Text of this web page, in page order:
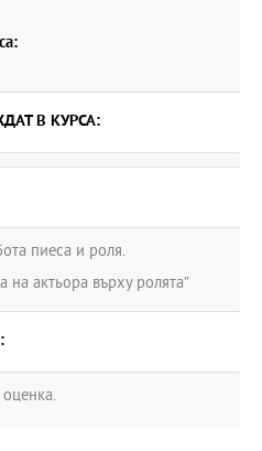
В КУРСА:
пиеса и роля.
на актьора върху ролята”